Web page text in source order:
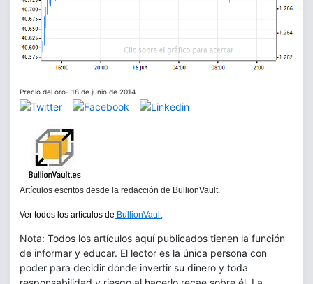
Precio del oro- 18 de junio de 2014
Artículos escritos desde la redacción de BullionVault.
Ver todos los artículos de BullionVault
Nota: Todos los artículos aquí publicados tienen la función
de informar y educar. El lector es la única persona con
poder para decidir dónde invertir su dinero y toda